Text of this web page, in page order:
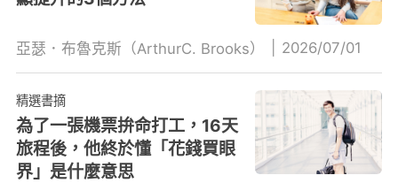
亞瑟．布魯克斯（ArthurC. Brooks） 2026/07/01
精選書摘
為了一張機票拚命打工，16天
旅程後，他終於懂「花錢買眼
界」是什麼意思